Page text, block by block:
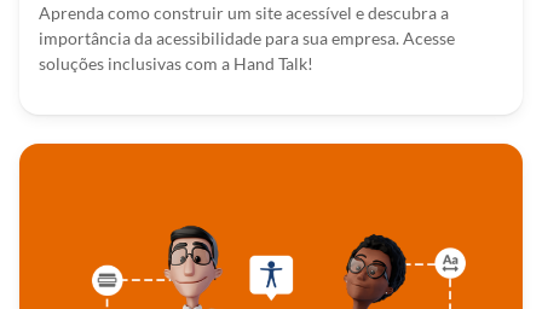
Aprenda como construir um site acessível e descubra a
importância da acessibilidade para sua empresa. Acesse
soluções inclusivas com a Hand Talk!